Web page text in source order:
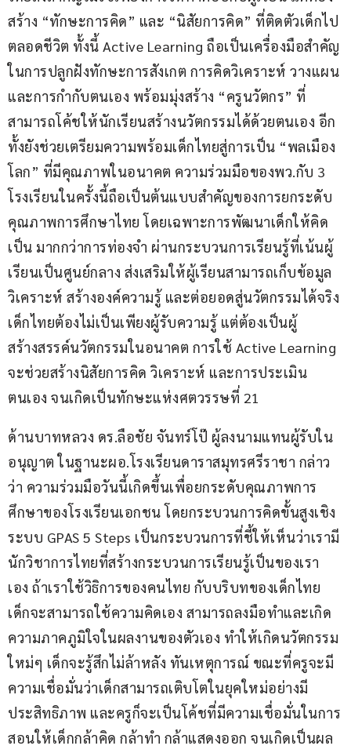
สร้าง “ทักษะการคิด” และ “นิสัยการคิด” ที่ติดตัวเด็กไป
ตลอดชีวิต ทั้งนี้ Active Learning ถือเป็นเครื่องมือสำคัญ
ในการปลูกฝังทักษะการสังเกต การคิดวิเคราะห์ วางแผน
และการกำกับตนเอง พร้อมมุ่งสร้าง “ครูนวัตกร” ที่
สามารถโค้ชให้นักเรียนสร้างนวัตกรรมได้ด้วยตนเอง อีก
ทั้งยังช่วยเตรียมความพร้อมเด็กไทยสู่การเป็น “พลเมือง
โลก” ที่มีคุณภาพในอนาคต ความร่วมมือของพว.กับ 3
โรงเรียนในครั้งนี้ถือเป็นต้นแบบสำคัญของการยกระดับ
คุณภาพการศึกษาไทย โดยเฉพาะการพัฒนาเด็กให้คิด
เป็น มากกว่าการท่องจำ ผ่านกระบวนการเรียนรู้ที่เน้นผู้
เรียนเป็นศูนย์กลาง ส่งเสริมให้ผู้เรียนสามารถเก็บข้อมูล
วิเคราะห์ สร้างองค์ความรู้ และต่อยอดสู่นวัตกรรมได้จริง
เด็กไทยต้องไม่เป็นเพียงผู้รับความรู้ แต่ต้องเป็นผู้
สร้างสรรค์นวัตกรรมในอนาคต การใช้ Active Learning
จะช่วยสร้างนิสัยการคิด วิเคราะห์ และการประเมิน
ตนเอง จนเกิดเป็นทักษะแห่งศตวรรษที่ 21
ด้านบาทหลวง ดร.ลือชัย จันทร์โป๊ ผู้ลงนามแทนผู้รับใน
อนุญาต ในฐานะผอ.โรงเรียนดาราสมุทรศรีราชา กล่าว
ว่า ความร่วมมือวันนี้เกิดขึ้นเพื่อยกระดับคุณภาพการ
ศึกษาของโรงเรียนเอกชน โดยกระบวนการคิดขั้นสูงเชิง
ระบบ GPAS 5 Steps เป็นกระบวนการที่ชี้ให้เห็นว่าเรามี
นักวิชาการไทยที่สร้างกระบวนการเรียนรู้เป็นของเรา
เอง ถ้าเราใช้วิธิการของคนไทย กับบริบทของเด็กไทย
เด็กจะสามารถใช้ความคิดเอง สามารถลงมือทำและเกิด
ความภาคภูมิใจในผลงานของตัวเอง ทำให้เกิดนวัตกรรม
ใหม่ๆ เด็กจะรู้สึกไม่ล้าหลัง ทันเหตุการณ์ ขณะที่ครูจะมี
ความเชื่อมั่นว่าเด็กสามารถเติบโตในยุคใหม่อย่างมี
ประสิทธิภาพ และครูก็จะเป็นโค้ชที่มีความเชื่อมั่นในการ
สอนให้เด็กกล้าคิด กล้าทำ กล้าแสดงออก จนเกิดเป็นผล